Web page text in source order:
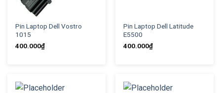
Pin Laptop Dell Vostro
1015
400.000₫
Pin Laptop Dell Latitude
E5500
400.000₫